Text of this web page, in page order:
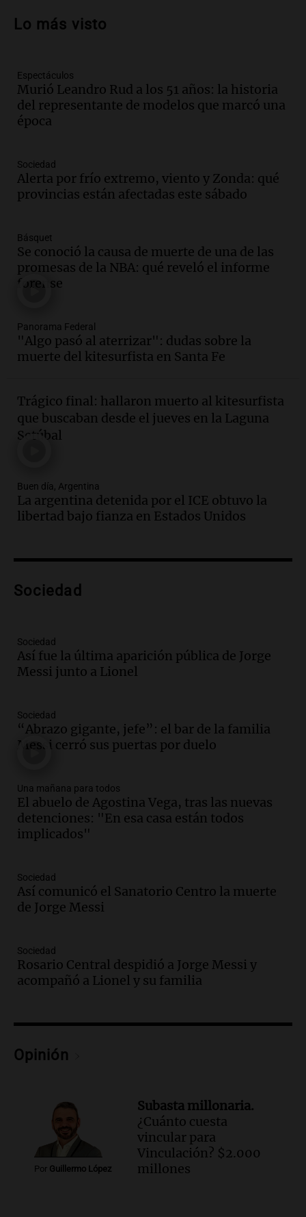
entrañable
Audio.
Jorge Messi en una entrevista con Rony
Vargas en 2007
Una mañana para todos
Audio.
limpiar el río Suquía de residuos sólidos
con el apoyo municipal
Audio.El abuelo de Agostina Vega, tras
las nuevas detenciones: "En esa casa
todos tenían algo que ver"
Una mañana para todos
Audio.Jorge Roni Vargas habla del
crecimiento futbolístico de su hijo en el
Barcelona y su futuro
Audio.Nutricionista derribó el mito del
desayuno ideal: ¿ qué alimentos
conviene priorizar cada día ?
Audio.Detenidos relacionados con el
caso Barreler se amplían según familia
de la víctima
del oficialismo en el Congreso: El
Audio.Murió Jorge Messi
Audio.Mateo, a los 25 años, lucha
contra el tiempo: necesita un trasplante
Una mañana para todos
Episodios
Audio.Estiman que la inflación nacional
de julio será menor al 2,9% registrado
Episodios
Audio.El Senado provincial establece
protocolo contra ciberbullying y
Panorama Federal
Episodios
Audio. Desayuno ideal: nutrición
Panorama Federal
Audio.
Una mañana para todos
Episodios
Audio.
Matías, un inmigrante temoroso
ante la detención y deportación en
Estados Unidos
Lo más visto
Espectáculos
Murió Leandro Rud a los 51 años: la historia
del representante de modelos que marcó una
época
Sociedad
Alerta por frío extremo, viento y Zonda: qué
provincias están afectadas este sábado
Básquet
Se conoció la causa de muerte de una de las
promesas de la NBA: qué reveló el informe
forense
Panorama Federal
"Algo pasó al aterrizar": dudas sobre la
muerte del kitesurfista en Santa Fe
Trágico final: hallaron muerto al kitesurfista
que buscaban desde el jueves en la Laguna
Setúbal
Buen día, Argentina
La argentina detenida por el ICE obtuvo la
libertad bajo fianza en Estados Unidos
Sociedad
Sociedad
Así fue la última aparición pública de Jorge
Messi junto a Lionel
Sociedad
“Abrazo gigante, jefe”: el bar de la familia
Messi cerró sus puertas por duelo
Una mañana para todos
El abuelo de Agostina Vega, tras las nuevas
detenciones: "En esa casa están todos
implicados"
Sociedad
Así comunicó el Sanatorio Centro la muerte
de Jorge Messi
Sociedad
Rosario Central despidió a Jorge Messi y
acompañó a Lionel y su familia
Opinión
Por Guillermo López
Subasta millonaria.
¿Cuánto cuesta
vincular para
Vinculación? $2.000
millones